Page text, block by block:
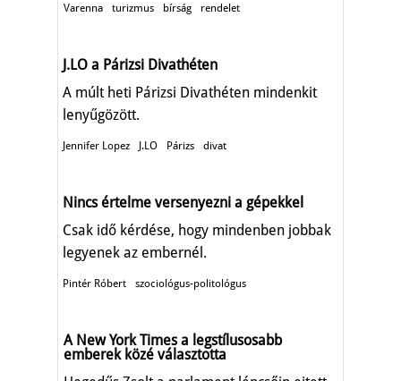
Varenna turizmus bírság rendelet
J.LO a Párizsi Divathéten
A múlt heti Párizsi Divathéten mindenkit
lenyűgözött.
Jennifer Lopez J.LO Párizs divat
Nincs értelme versenyezni a gépekkel
Csak idő kérdése, hogy mindenben jobbak
legyenek az embernél.
Pintér Róbert szociológus-politológus
A New York Times a legstílusosabb
emberek közé választotta